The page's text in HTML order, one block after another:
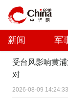
新闻 军
受台风影响黄
对
2026-08-09 14:24:33